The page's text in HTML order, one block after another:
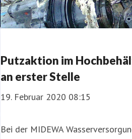
Putzaktion im
an erster Stelle
19. Februar 2020 08:15
Bei der MIDEWA